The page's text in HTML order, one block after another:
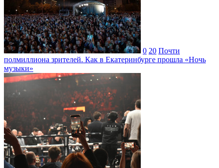
0 20 Почти
полмиллиона зрителей. Как в Екатеринбурге прошла «Ночь
музыки»